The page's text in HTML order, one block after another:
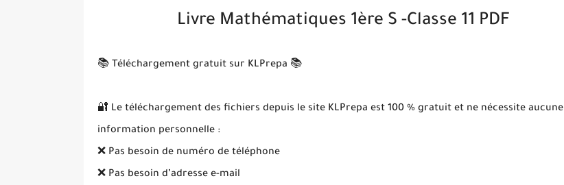
Livre Mathématiques 1ère S -Classe 11 PDF
📚 Téléchargement gratuit sur KLPrepa 📚
🔐 Le téléchargement des fichiers depuis le site KLPrepa est 100 % gratuit et ne nécessite aucune
information personnelle :
❌ Pas besoin de numéro de téléphone
❌ Pas besoin d’adresse e-mail